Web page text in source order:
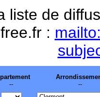
liste de
:
--
--